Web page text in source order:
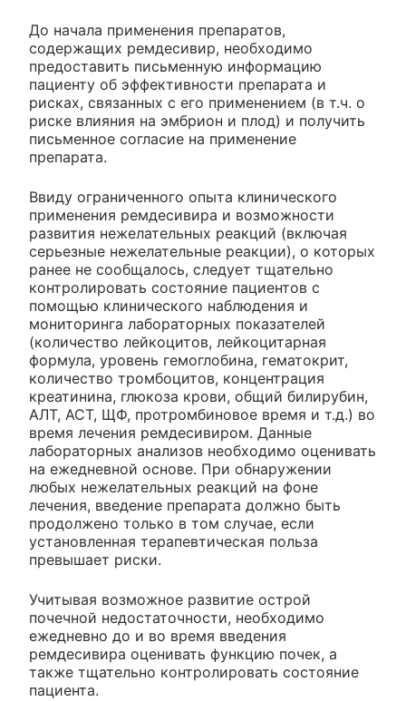
До начала применения препаратов,
содержащих ремдесивир, необходимо
предоставить письменную информацию
пациенту об эффективности препарата и
рисках, связанных с его применением (в т.ч. о
риске влияния на эмбрион и плод) и получить
письменное согласие на применение
препарата.
Ввиду ограниченного опыта клинического
применения ремдесивира и возможности
развития нежелательных реакций (включая
серьезные нежелательные реакции), о которых
ранее не сообщалось, следует тщательно
контролировать состояние пациентов с
помощью клинического наблюдения и
мониторинга лабораторных показателей
(количество лейкоцитов, лейкоцитарная
формула, уровень гемоглобина, гематокрит,
количество тромбоцитов, концентрация
креатинина, глюкоза крови, общий билирубин,
АЛТ, АСТ, ЩФ, протромбиновое время и т.д.) во
время лечения ремдесивиром. Данные
лабораторных анализов необходимо оценивать
на ежедневной основе. При обнаружении
любых нежелательных реакций на фоне
лечения, введение препарата должно быть
продолжено только в том случае, если
установленная терапевтическая польза
превышает риски.
Учитывая возможное развитие острой
почечной недостаточности, необходимо
ежедневно до и во время введения
ремдесивира оценивать функцию почек, а
также тщательно контролировать состояние
пациента.